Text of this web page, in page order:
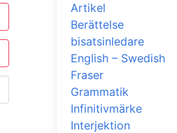
Artikel
Berättelse
bisatsinledare
English – Swedish
Fraser
Grammatik
Infinitivmärke
Interjektion